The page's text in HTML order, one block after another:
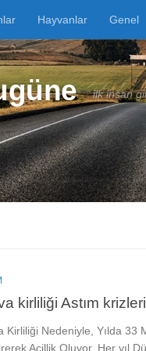
Hayvanlar Genel
ilk insan
kirliliği Astım
Kirliliği Nedeniyle, Yılda 33
Acillik Oluyor. Her yıl